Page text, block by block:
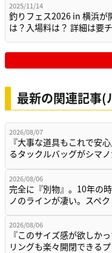
2025/11/14
釣りフェス2026 in 横浜が
は？入場料は？ 詳細は要
最新の関連記事(
2026/08/07
『大事な道具もこれで安
るタックルバッグがシマ
2026/08/06
完全に『別物』。10年の
ノのラインが凄い。スペ
2026/08/06
『このサイズ感が欲しか
リングも楽々開閉できる